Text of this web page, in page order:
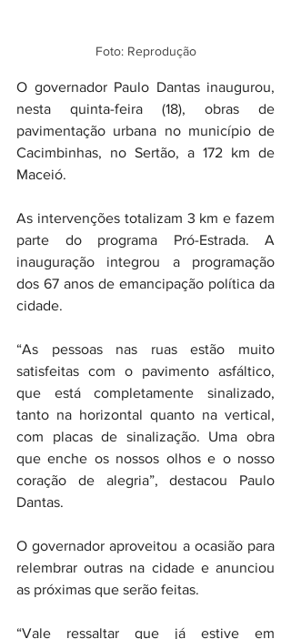
Foto: Reprodução
O governador Paulo Dantas inaugurou,
nesta quinta-feira (18), obras de
pavimentação urbana no município de
Cacimbinhas, no Sertão, a 172 km de
Maceió.
As intervenções totalizam 3 km e fazem
parte do programa Pró-Estrada. A
inauguração integrou a programação
dos 67 anos de emancipação política da
cidade.
“As pessoas nas ruas estão muito
satisfeitas com o pavimento asfáltico,
que está completamente sinalizado,
tanto na horizontal quanto na vertical,
com placas de sinalização. Uma obra
que enche os nossos olhos e o nosso
coração de alegria”, destacou Paulo
Dantas.
O governador aproveitou a ocasião para
relembrar outras na cidade e anunciou
as próximas que serão feitas.
“Vale ressaltar que já estive em